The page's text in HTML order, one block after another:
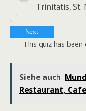
Trinitatis, St.
Next
This quiz has
Siehe auch
Restaurant, Cafe